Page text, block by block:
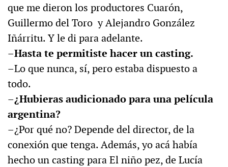
que me dieron los productores Cuarón,
Guillermo del Toro y Alejandro González
Iñárritu. Y le di para adelante.
–Hasta te permitiste hacer un casting.
–Lo que nunca, sí, pero estaba dispuesto a
todo.
–¿Hubieras audicionado para una película
argentina?
–¿Por qué no? Depende del director, de la
conexión que tenga. Además, yo acá había
hecho un casting para El niño pez, de Lucía